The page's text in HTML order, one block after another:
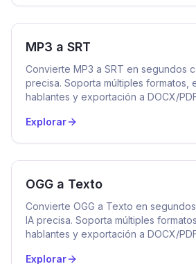
MP3 a SRT
Convierte MP3 a SRT en segundos
precisa. Soporta múltiples formatos,
hablantes y exportación a DOCX/
Explorar
OGG a Texto
Convierte OGG a Texto en
IA precisa. Soporta múltiples
hablantes y exportación a DOCX/
Explorar